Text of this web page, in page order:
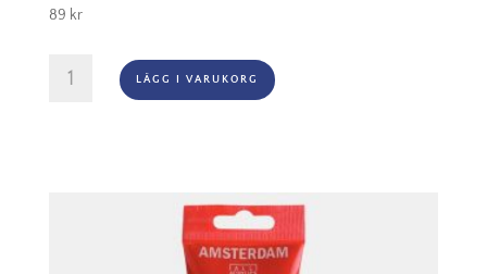
89 kr
Amsterdam
Akryl
LÄGG I VARUKORG